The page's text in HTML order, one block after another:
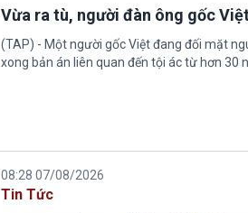
Vừa ra tù, người đàn ông gốc
(TAP) - Một người gốc Việt đang đối mặt
xong bản án liên quan đến tội ác từ hơn 30
08:28 07/08/2026
Tin Tức